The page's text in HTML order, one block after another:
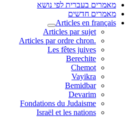
מאמרים בעברית לפי נושא
מאמרים חדשים
Articles en français
Articles par sujet
.Articles par ordre chron
Les fêtes juives
Berechite
Chemot
Vayikra
Bemidbar
Devarim
Fondations du Judaisme
Israël et les nations